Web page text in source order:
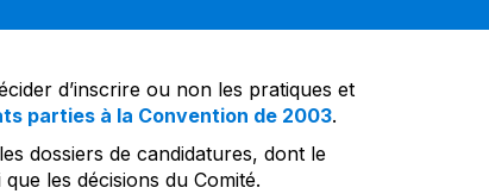
d’inscrire ou non les pratiques et
parties à la Convention de 2003.
dossiers de candidatures, dont le
les décisions du Comité.